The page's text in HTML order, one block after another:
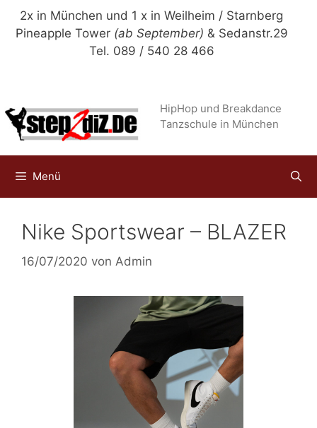
Zum
Inhalt
2x in München und 1 x in Weilheim / Starnberg
Pineapple Tower (ab September) & Sedanstr.29
Tel. 089 / 540 28 466
HipHop und Breakdance
Tanzschule in München
Menü
Nike Sportswear – BLAZER
16/07/2020 von Admin